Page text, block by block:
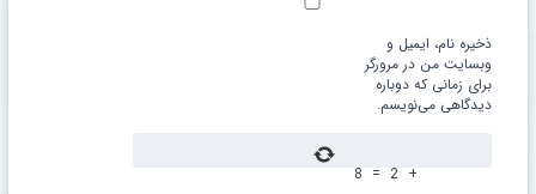
نشانی ایمیل شما منتشر نخواهد شد.
علامت‌گذاری شده‌اند
دیدگاه*